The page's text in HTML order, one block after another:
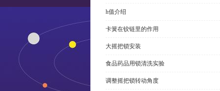
h值介绍
卡簧在铰链里的作用
大摇把锁安装
食品药品用锁清洗实验
调整摇把锁转动角度